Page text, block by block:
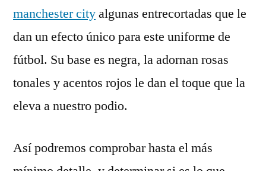
manchester cityalgunas entrecortadas que le
dan un efecto único para este uniforme de
fútbol. Su base es negra, la adornan rosas
tonales y acentos rojos le dan el toque que la
eleva a nuestro podio.
Así podremos comprobar hasta el más